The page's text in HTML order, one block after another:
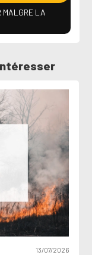
MALGRE LA
13/07/2026